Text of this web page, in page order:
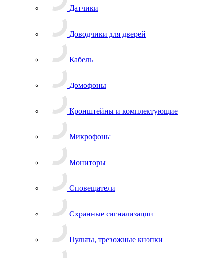
Датчики
Доводчики для дверей
Кабель
Домофоны
Кронштейны и комплектующие
Микрофоны
Мониторы
Оповещатели
Охранные сигнализации
Пульты, тревожные кнопки